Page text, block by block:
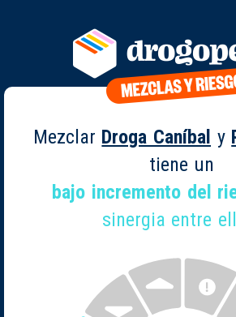
Mezclar Droga Caníbal y
tiene un
bajo incremento del
sinergia entre